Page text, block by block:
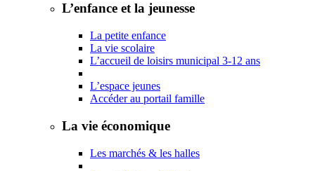
L’enfance et la jeunesse
La petite enfance
La vie scolaire
L’accueil de loisirs municipal 3-12 ans
L’espace jeunes
Accéder au portail famille
La vie économique
Les marchés & les halles